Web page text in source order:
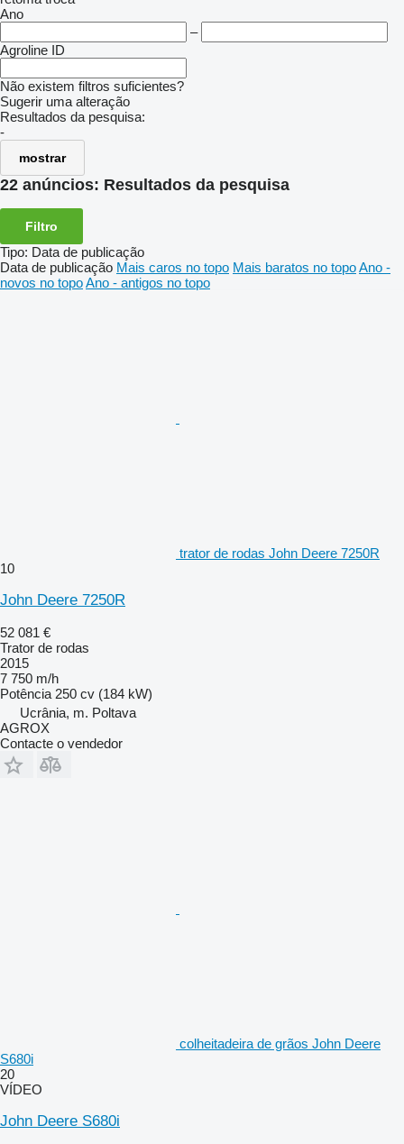
Ano
–
Agroline ID
Não existem filtros suficientes?
Sugerir uma alteração
Resultados da pesquisa:
-
mostrar
22 anúncios: Resultados da pesquisa
Filtro
Tipo: Data de publicação
Data de publicação Mais caros no topo Mais baratos no topoAno -
novos no topoAno - antigos no topo
trator de rodas John Deere 7250R
10
John Deere 7250R
52 081 €
Trator de rodas
2015
7 750 m/h
Potência 250 cv (184 kW)
Ucrânia, m. Poltava
AGROX
Contacte o vendedor
colheitadeira de grãos John Deere
S680i
20
VÍDEO
John Deere S680i